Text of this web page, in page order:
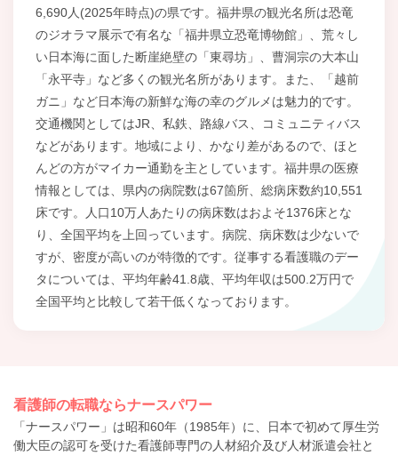
6,690人(2025年時点)の県です。福井県の観光名所は恐竜
のジオラマ展示で有名な「福井県立恐竜博物館」、荒々し
い日本海に面した断崖絶壁の「東尋坊」、曹洞宗の大本山
「永平寺」など多くの観光名所があります。また、「越前
ガニ」など日本海の新鮮な海の幸のグルメは魅力的です。
交通機関としてはJR、私鉄、路線バス、コミュニティバス
などがあります。地域により、かなり差があるので、ほと
んどの方がマイカー通勤を主としています。福井県の医療
情報としては、県内の病院数は67箇所、総病床数約10,551
床です。人口10万人あたりの病床数はおよそ1376床とな
り、全国平均を上回っています。病院、病床数は少ないで
すが、密度が高いのが特徴的です。従事する看護職のデー
タについては、平均年齢41.8歳、平均年収は500.2万円で
全国平均と比較して若干低くなっております。
看護師の転職ならナースパワー
「ナースパワー」は昭和60年（1985年）に、日本で初めて厚生労
働大臣の認可を受けた看護師専門の人材紹介及び人材派遣会社と